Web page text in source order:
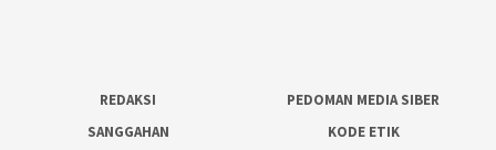
REDAKSI
PEDOMAN MEDIA SIBER
SANGGAHAN
KODE ETIK